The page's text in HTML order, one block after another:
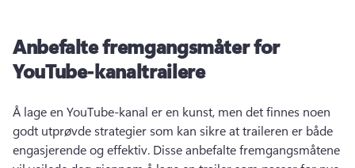
Anbefalte fremgangsmåter for
YouTube-kanaltrailere
Å lage en YouTube-kanal er en kunst, men det finnes noen
godt utprøvde strategier som kan sikre at traileren er både
engasjerende og effektiv. Disse anbefalte fremgangsmåtene